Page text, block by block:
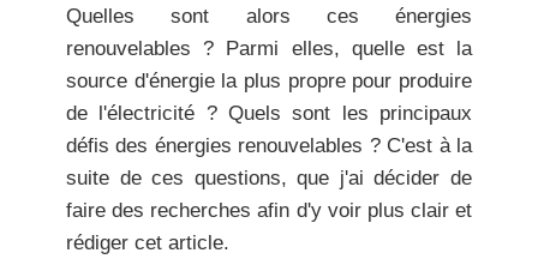
Quelles sont alors ces énergies
renouvelables ? Parmi elles, quelle est la
source d'énergie la plus propre pour produire
de l'électricité ? Quels sont les principaux
défis des énergies renouvelables ? C'est à la
suite de ces questions, que j'ai décider de
faire des recherches afin d'y voir plus clair et
rédiger cet article.